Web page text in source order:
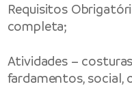
Requisitos
completa;
Atividades –
fardamentos, social,